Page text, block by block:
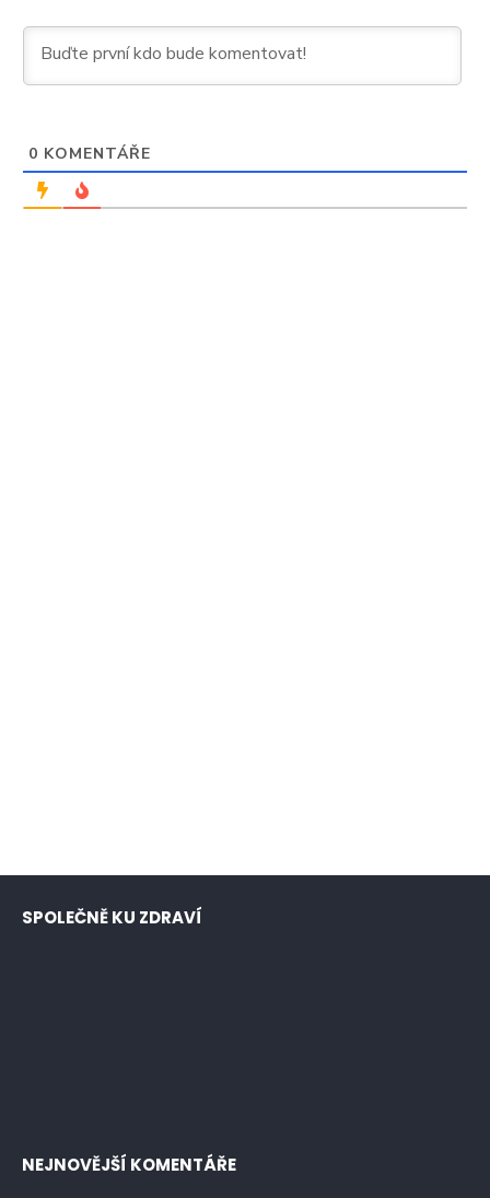
0 KOMENTÁŘE
SPOLEČNĚ KU ZDRAVÍ
NEJNOVĚJŠÍ KOMENTÁŘE